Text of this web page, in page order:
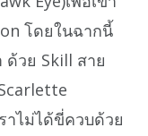
โดยในฉากนี้
ด้วย Skill สาย
าไม่ได้ขี่ควบด้วย